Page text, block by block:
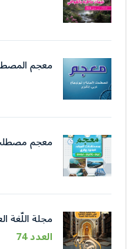
معجم
معجم
مجلة اللّغة
العدد 74